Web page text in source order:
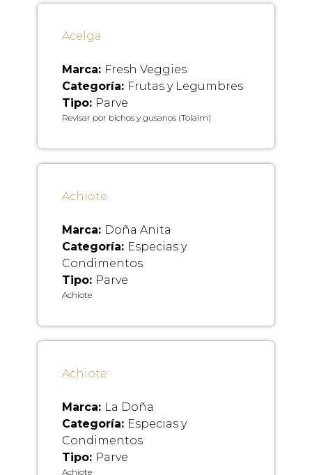
Acelga
Marca: Fresh Veggies
Categoría: Frutas y Legumbres
Tipo: Parve
Revisar por bichos y gusanos (Tolaim)
Achiote
Marca: Doña Anita
Categoría: Especias y
Condimentos
Tipo: Parve
Achiote
Achiote
Marca: La Doña
Categoría: Especias y
Condimentos
Tipo: Parve
Achiote